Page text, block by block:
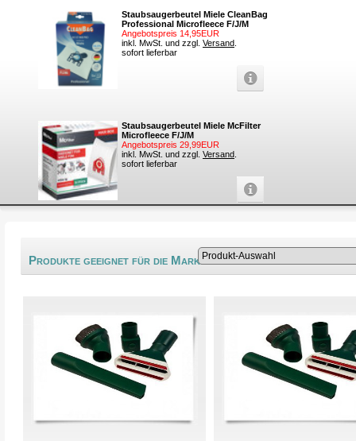
Staubsaugerbeutel Miele CleanBag
Professional Microfleece F/J/M
Angebotspreis 14,95EUR
inkl. MwSt. und zzgl. Versand
sofort lieferbar
Staubsaugerbeutel Miele McFilter
Microfleece F/J/M
Angebotspreis 29,99EUR
inkl. MwSt. und zzgl. Versand
sofort lieferbar
Produkte geeignet für die Marke Vorwerk®